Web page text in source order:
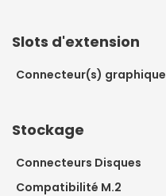
Slots d'extension
Connecteur(s) graphique
Stockage
Connecteurs Disques
Compatibilité M.2